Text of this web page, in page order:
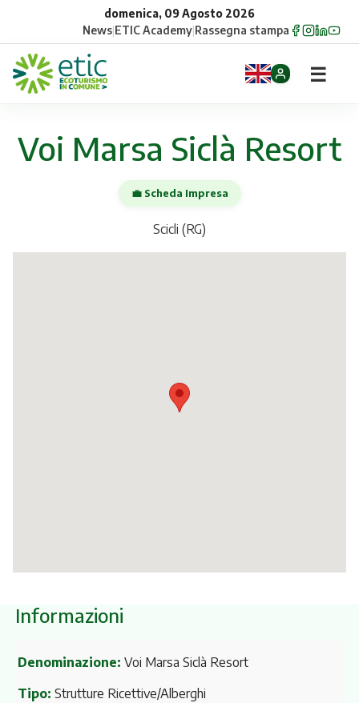
domenica, 09 Agosto 2026
News|ETIC Academy|Rassegna stampa
Opportunità
☰
Voi Marsa Siclà Resort
💼 Scheda Impresa
Scicli (RG)
Informazioni
Denominazione: Voi Marsa Siclà Resort
Tipo: Strutture Ricettive/Alberghi